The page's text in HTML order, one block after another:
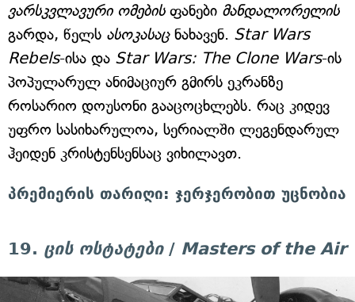
ვარსკვლავური ომებისფანები მანდალორელის
გარდა, წელს ასოკასაცნახავენ. Star Wars
Rebels-ისა და Star Wars: The Clone Wars-ის
პოპულარულ ანიმაციურ გმირს ეკრანზე
როსარიო დოუსონი გააცოცხლებს. რაც კიდევ
უფრო სასიხარულოა, სერიალში ლეგენდარულ
ჰეიდენ კრისტენსენსაც ვიხილავთ.
პრემიერის თარიღი: ჯერჯერობით უცნობია
19. ცის ოსტატები/ Masters of the Air